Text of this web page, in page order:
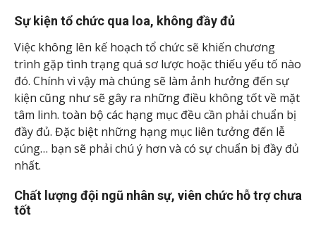
Sự kiện tổ chức qua loa, không đầy đủ
Việc không lên kế hoạch tổ chức sẽ khiến chương
trình gặp tình trạng quá sơ lược hoặc thiếu yếu tố nào
đó. Chính vì vậy mà chúng sẽ làm ảnh hưởng đến sự
kiện cũng như sẽ gây ra những điều không tốt về mặt
tâm linh. toàn bộ các hạng mục đều cần phải chuẩn bị
đầy đủ. Đặc biệt những hạng mục liên tưởng đến lễ
cúng… bạn sẽ phải chú ý hơn và có sự chuẩn bị đầy đủ
nhất.
Chất lượng đội ngũ nhân sự, viên chức hỗ trợ chưa
tốt